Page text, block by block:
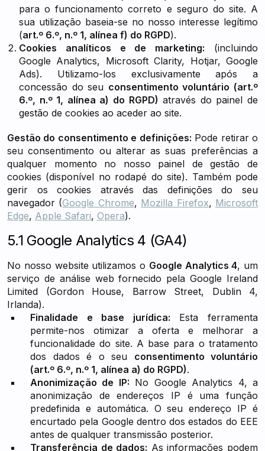
para o funcionamento correto e seguro do site. A
sua utilização baseia-se no nosso interesse legítimo
(art.º 6.º, n.º 1, alínea f) do RGPD).
Cookies analíticos e de marketing: (incluindo
Google Analytics, Microsoft Clarity, Hotjar, Google
Ads). Utilizamo-los exclusivamente após a
concessão do seu consentimento voluntário (art.º
6.º, n.º 1, alínea a) do RGPD) através do painel de
gestão de cookies ao aceder ao site.
Gestão do consentimento e definições: Pode retirar o
seu consentimento ou alterar as suas preferências a
qualquer momento no nosso painel de gestão de
cookies (disponível no rodapé do site). Também pode
gerir os cookies através das definições do seu
navegador (Google Chrome, Mozilla Firefox, Microsoft
Edge, Apple Safari, Opera).
5.1 Google Analytics 4 (GA4)
No nosso website utilizamos o Google Analytics 4, um
serviço de análise web fornecido pela Google Ireland
Limited (Gordon House, Barrow Street, Dublin 4,
Irlanda).
Finalidade e base jurídica: Esta ferramenta
permite-nos otimizar a oferta e melhorar a
funcionalidade do site. A base para o tratamento
dos dados é o seu consentimento voluntário
(art.º 6.º, n.º 1, alínea a) do RGPD).
Anonimização de IP: No Google Analytics 4, a
anonimização de endereços IP é uma função
predefinida e automática. O seu endereço IP é
encurtado pela Google dentro dos estados do EEE
antes de qualquer transmissão posterior.
Transferência de dados: As informações podem